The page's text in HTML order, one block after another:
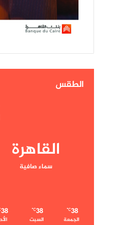
الطقس
القاهرة
سماء صافية
38
℃
الجمعة
38
℃
السبت
38